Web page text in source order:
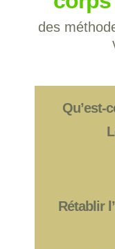
des
Qu’est-
Rétablir